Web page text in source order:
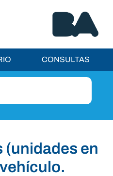
CONSULTAS
(unidades en